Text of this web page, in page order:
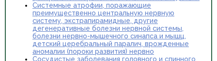
Системные атрофии, поражающие
преимущественно центральную нервную
систему, экстрапирамидные, другие
дегенеративные болезни нервной системы,
болезни нервно-мышечного синапса и мышц,
детский церебральный паралич, врожденные
аномалии (пороки развития) нервно
Сосудистые заболевания головного и спинного